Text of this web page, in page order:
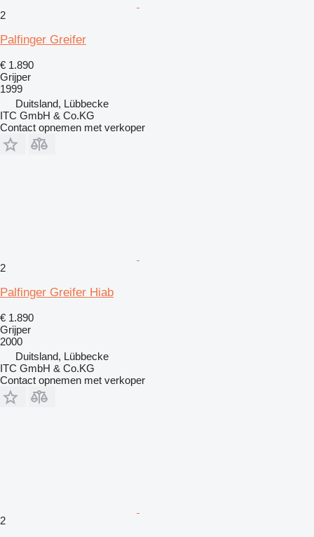
2
Palfinger Greifer
€ 1.890
Grijper
1999
Duitsland, Lübbecke
ITC GmbH & Co.KG
Contact opnemen met verkoper
2
Palfinger Greifer Hiab
€ 1.890
Grijper
2000
Duitsland, Lübbecke
ITC GmbH & Co.KG
Contact opnemen met verkoper
2